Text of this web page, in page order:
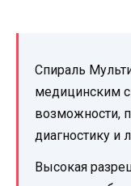
Спираль
медицинским
возможности,
диагностику и
Высокая